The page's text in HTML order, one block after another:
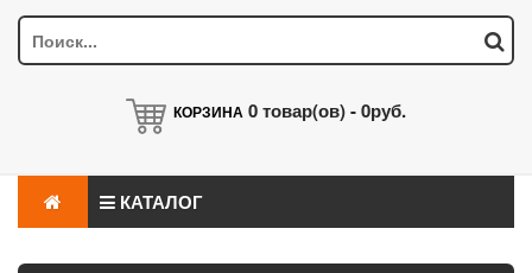
КОРЗИНА 0товар(ов) -0руб.
КАТАЛОГ